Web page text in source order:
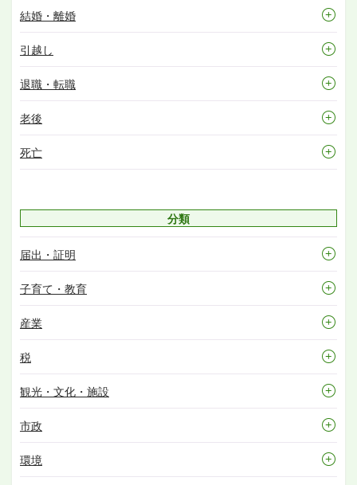
結婚・離婚
引越し
退職・転職
老後
死亡
分類
届出・証明
子育て・教育
産業
税
観光・文化・施設
市政
環境